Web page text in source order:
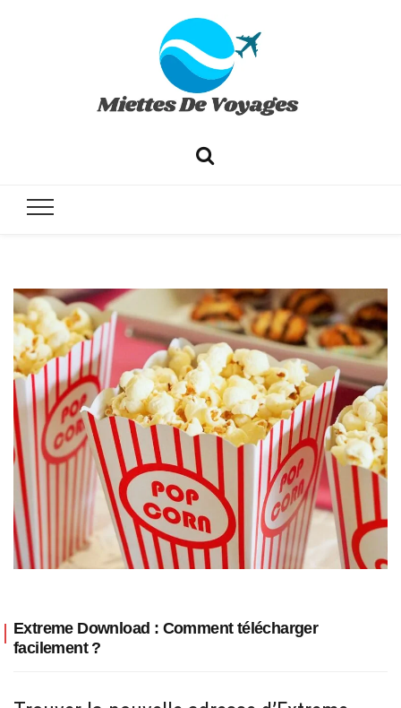
Extreme Download : Comment télécharger
facilement ?